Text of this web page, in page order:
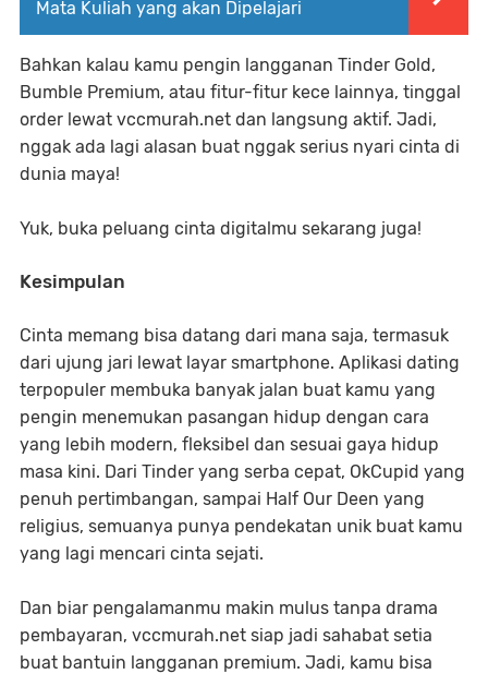
Mata Kuliah yang akan Dipelajari
Bahkan kalau kamu pengin langganan Tinder Gold,
Bumble Premium, atau fitur-fitur kece lainnya, tinggal
order lewat vccmurah.net dan langsung aktif. Jadi,
nggak ada lagi alasan buat nggak serius nyari cinta di
dunia maya!
Yuk, buka peluang cinta digitalmu sekarang juga!
Kesimpulan
Cinta memang bisa datang dari mana saja, termasuk
dari ujung jari lewat layar smartphone. Aplikasi dating
terpopuler membuka banyak jalan buat kamu yang
pengin menemukan pasangan hidup dengan cara
yang lebih modern, fleksibel dan sesuai gaya hidup
masa kini. Dari Tinder yang serba cepat, OkCupid yang
penuh pertimbangan, sampai Half Our Deen yang
religius, semuanya punya pendekatan unik buat kamu
yang lagi mencari cinta sejati.
Dan biar pengalamanmu makin mulus tanpa drama
pembayaran, vccmurah.net siap jadi sahabat setia
buat bantuin langganan premium. Jadi, kamu bisa